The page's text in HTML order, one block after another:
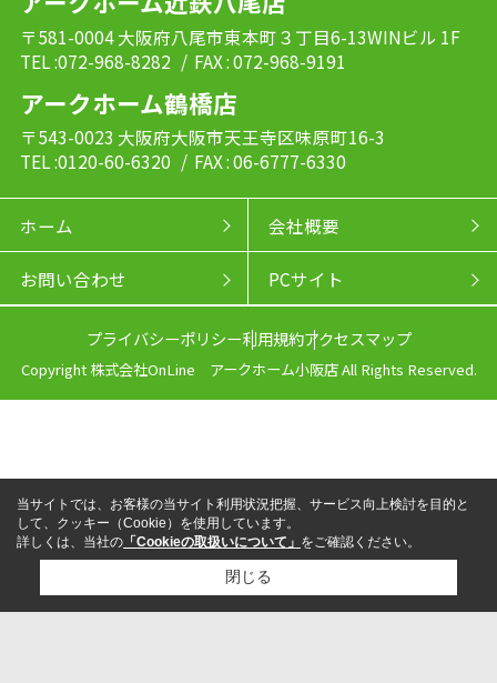
〒581-0004 大阪府八尾市東本町３丁目6-13WINビル 1F
TEL :072-968-8282 / FAX : 072-968-9191
アークホーム鶴橋店
〒543-0023 大阪府大阪市天王寺区味原町16-3
TEL :0120-60-6320 / FAX : 06-6777-6330
ホーム 会社概要
お問い合わせ PCサイト
プライバシーポリシー利用規約アクセスマップ
Copyright 株式会社OnLine アークホーム小阪店 All Rights Reserved.
LINEからお問い合わせ
当サイトでは、お客様の当サイト利用状況把握、サービス向上検討を目的と
して、クッキー（Cookie）を使用しています。
詳しくは、当社の 「Cookieの取扱いについて」 をご確認ください。
閉じる